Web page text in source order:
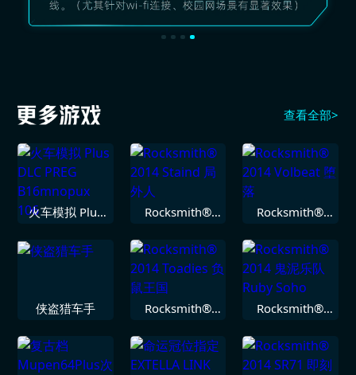
查看全部>
火车模拟 Plus
B16mnopux
Rocksmith®
外人
Rocksmith®
堕落
侠盗猎车手
Rocksmith®
负鼠王国
Rocksmith®
Ruby Soho